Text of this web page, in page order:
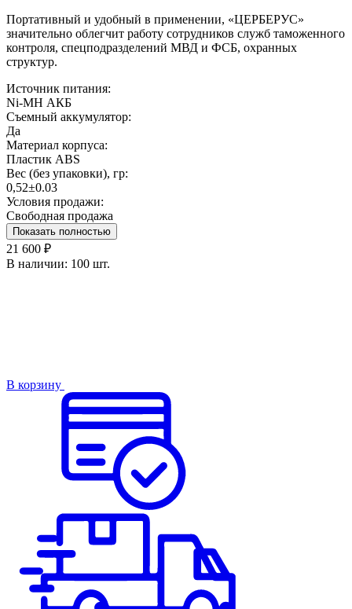
Портативный и удобный в применении, «ЦЕРБЕРУС»
значительно облегчит работу сотрудников служб таможенного
контроля, спецподразделений МВД и ФСБ, охранных
структур.
Источник питания:
Ni-MH АКБ
Съемный аккумулятор:
Да
Материал корпуса:
Пластик ABS
Вес (без упаковки), гр:
0,52±0.03
Условия продажи:
Свободная продажа
Показать полностью
21 600 ₽
В наличии: 100 шт.
В корзину